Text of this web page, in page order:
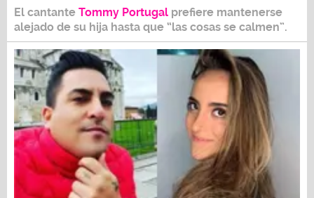
El cantante Tommy Portugal prefiere mantenerse
alejado de su hija hasta que “las cosas se calmen”.